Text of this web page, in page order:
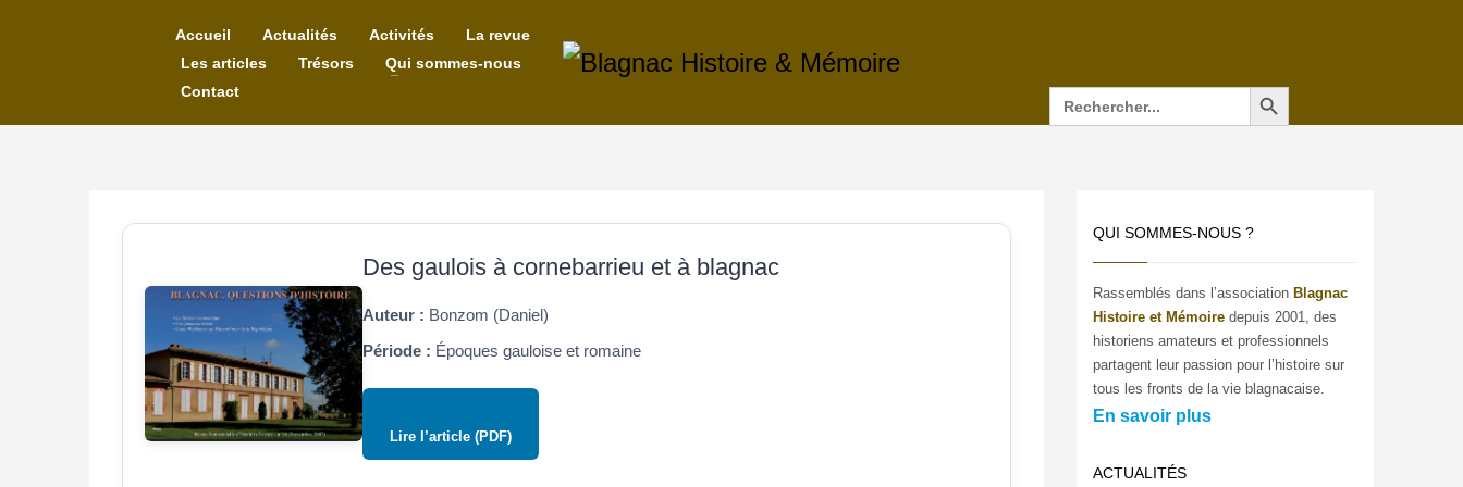
Search
for:
Search Button
Accueil Actualités Activités
La revue
Les articles
Trésors
Qui sommes-nous
Contact
Des gaulois à cornebarrieu et à blagnac
Auteur : Bonzom (Daniel)
Période : Époques gauloise et romaine
Lire l’article (PDF)
QUI SOMMES-NOUS ?
Rassemblés dans l’association Blagnac
Histoire et Mémoire depuis 2001, des
historiens amateurs et professionnels
partagent leur passion pour l’histoire sur
tous les fronts de la vie blagnacaise.
En savoir plus
ACTUALITÉS